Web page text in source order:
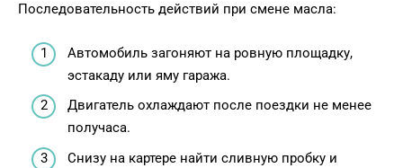
Последовательность действий при смене масла:
Автомобиль загоняют на ровную площадку,
эстакаду или яму гаража.
Двигатель охлаждают после поездки не менее
получаса.
Снизу на картере найти сливную пробку и